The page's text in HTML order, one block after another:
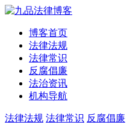
博客首页
法律法规
法律常识
反腐倡廉
法治资讯
机构导航
法律法规 法律常识 反腐倡廉